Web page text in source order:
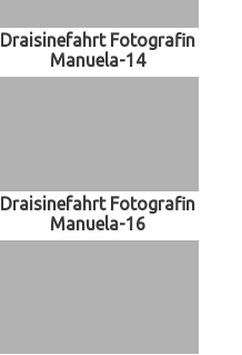
Draisinefahrt Fotografin
Manuela-14
Draisinefahrt Fotografin
Manuela-16